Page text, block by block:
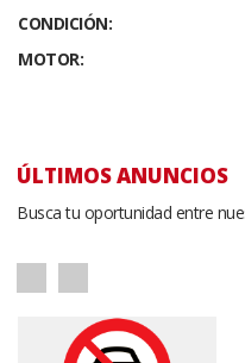
CONDICIÓN:
MOTOR:
ÚLTIMOS ANUNCIOS
Busca tu oportunidad entre